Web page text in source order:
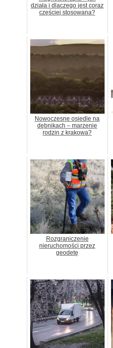
działa i dlaczego jest coraz
częściej stosowana?
Nowoczesne osiedle na
dębnikach – marzenie
rodzin z krakowa?
Rozgraniczenie
nieruchomości przez
geodetę